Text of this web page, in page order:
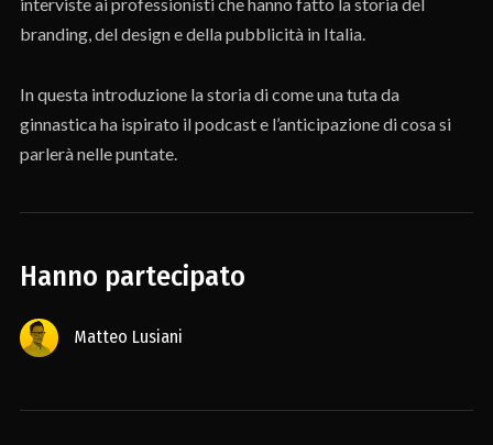
branding, del design e della pubblicità in Italia.
In questa introduzione la storia di come una tuta da
ginnastica ha ispirato il podcast e l’anticipazione di cosa si
parlerà nelle puntate.
Hanno partecipato
Matteo Lusiani